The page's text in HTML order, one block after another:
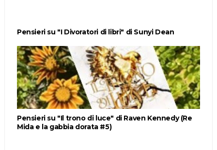
Pensieri su "I Divoratori di libri" di Sunyi Dean
Pensieri su "Il trono di luce" di Raven Kennedy (Re
Mida e la gabbia dorata #5)